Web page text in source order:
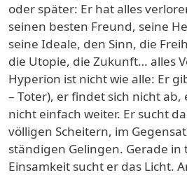
oder später: Er hat alles
seinen besten Freund, seine
seine Ideale, den Sinn, die
die Utopie, die Zukunft… alles
Hyperion ist nicht wie alle: Er
– Toter), er findet sich nicht
nicht einfach weiter. Er sucht
völligen Scheitern, im
ständigen Gelingen. Gerade in
Einsamkeit sucht er das Licht.